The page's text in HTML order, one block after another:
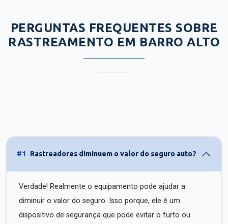
PERGUNTAS FREQUENTES SOBRE
RASTREAMENTO EM BARRO ALTO
#1 Rastreadores diminuem o valor do seguro auto?
Verdade! Realmente o equipamento pode ajudar a
diminuir o valor do seguro. Isso porque, ele é um
dispositivo de segurança que pode evitar o furto ou